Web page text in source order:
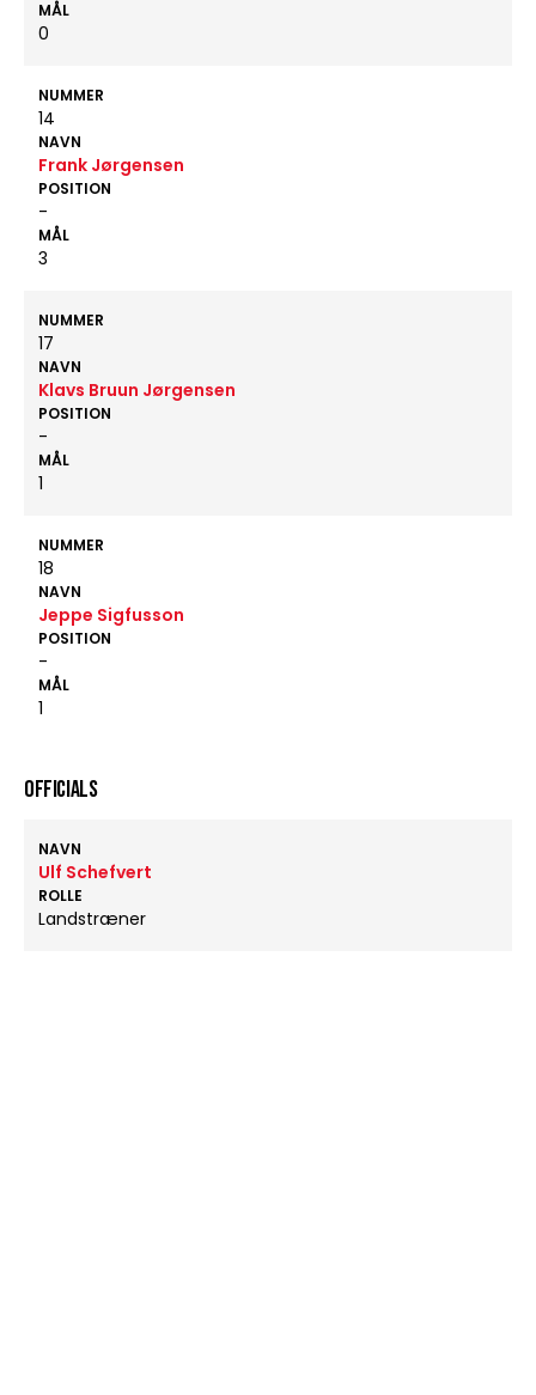
MÅL
0
NUMMER
14
NAVN
Frank Jørgensen
POSITION
-
MÅL
3
NUMMER
17
NAVN
Klavs Bruun Jørgensen
POSITION
-
MÅL
1
NUMMER
18
NAVN
Jeppe Sigfusson
POSITION
-
MÅL
1
OFFICIALS
NAVN
Ulf Schefvert
ROLLE
Landstræner